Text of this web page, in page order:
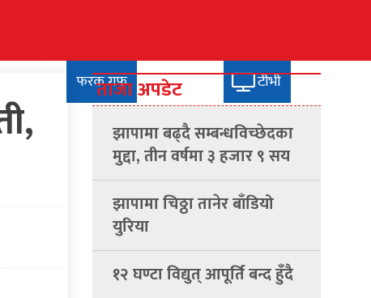
फरक गफ टीभी
ताजा अपडेट
झापामा बढ्दै सम्बन्धविच्छेदका
मुद्दा, तीन वर्षमा ३ हजार ९ सय
दर्ता
झापामा चिठ्ठा तानेर बाँडियो
युरिया
१२ घण्टा विद्युत् आपूर्ति बन्द हुँदै